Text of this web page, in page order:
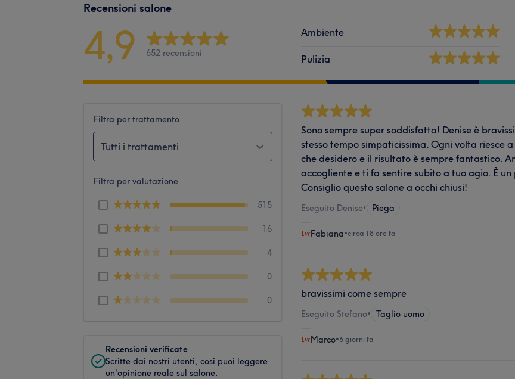
Recensioni salone
4,9 652 recensioni
Ambiente
Pulizia
Filtra per trattamento
Tutti i trattamenti
Filtra per valutazione
515
16
4
0
0
Recensioni verificate
Scritte dai nostri utenti, così puoi leggere
un'opinione reale sul salone.
Sono sempre super soddisfatta! Denise è
stesso tempo simpaticissima. Ogni volta riesce
che desidero e il risultato è sempre fantastico.
accogliente e ti fa sentire subito a tuo agio. È
Consiglio questo salone a occhi chiusi!
Eseguito Denise• Piega
Fabiana•circa 18 ore fa
bravissimi come sempre
Eseguito Stefano• Taglio uomo
Marco•6 giorni fa